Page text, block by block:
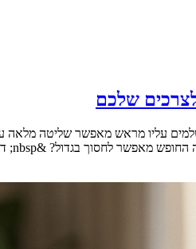
שלכם
עליו מראש מאפשר שליטה